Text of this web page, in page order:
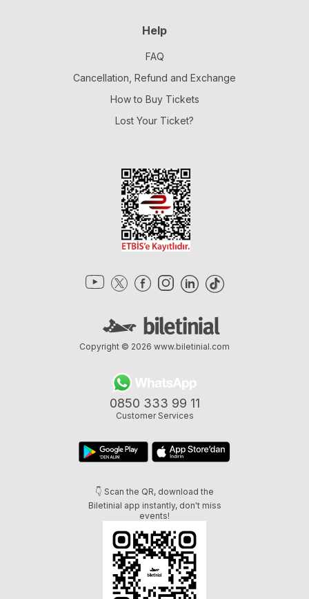
Help
FAQ
Cancellation, Refund and Exchange
How to Buy Tickets
Lost Your Ticket?
0850 333 99 11
Customer Services
👇 Scan the QR, download the
Biletinial app instantly, don't miss
events!
Copyright © 2026 www.biletinial.com